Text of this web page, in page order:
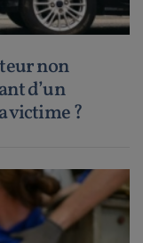
non
d’un
victime ?